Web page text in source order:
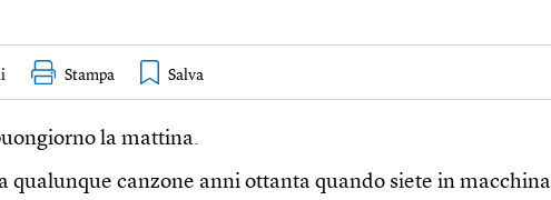
Stampa
la mattina.
qualunque canzone anni ottanta quando siete in macchina